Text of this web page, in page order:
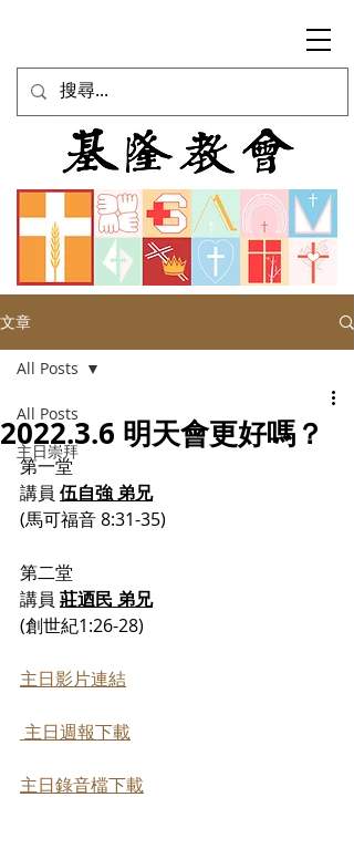
文章
All Posts
主日崇拜
All Posts
2022.3.6 明天會更好嗎？
第一堂
講員 伍自強 弟兄
(馬可福音 8:31-35)
第二堂
講員 莊迺民 弟兄
(創世紀1:26-28)
主日影片連結
主日週報下載
主日錄音檔下載